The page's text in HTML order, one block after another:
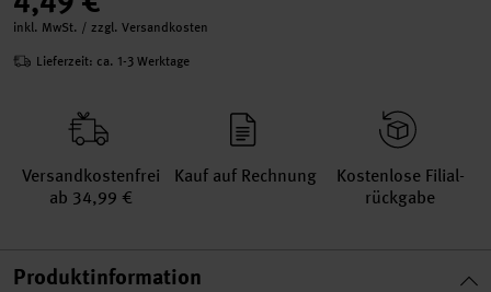
inkl. MwSt. / zzgl. Versandkosten
Lieferzeit: ca. 1-3 Werktage
Versand­kosten­frei
ab 34,99 €
Kauf auf Rechnung
Kosten­lose Filial­
rückgabe
Produktinformation